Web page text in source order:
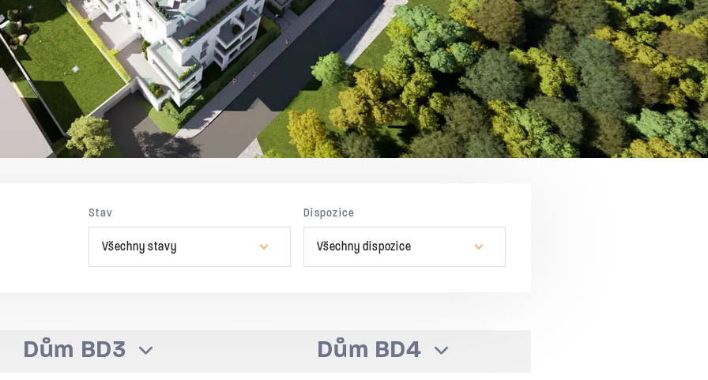
Stav
Všechny stavy
Dispozice
Všechny dispozice
Dům BD3 Dům BD4